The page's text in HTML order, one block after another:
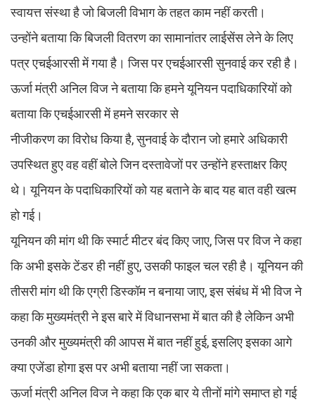
स्वायत्त संस्था है जो बिजली विभाग के तहत काम नहीं करती।
उन्होंने बताया कि बिजली वितरण का सामानांतर लाईसेंस लेने के लिए
पत्र एचईआरसी में गया है। जिस पर एचईआरसी सुनवाई कर रही है।
ऊर्जा मंत्री अनिल विज ने बताया कि हमने यूनियन पदाधिकारियों को
बताया कि एचईआरसी में हमने सरकार से
नीजीकरण का विरोध किया है, सुनवाई के दौरान जो हमारे अधिकारी
उपस्थित हुए वह वहीं बोले जिन दस्तावेजों पर उन्होंने हस्ताक्षर किए
थे। यूनियन के पदाधिकारियों को यह बताने के बाद यह बात वही खत्म
हो गई।
यूनियन की मांग थी कि स्मार्ट मीटर बंद किए जाए, जिस पर विज ने कहा
कि अभी इसके टेंडर ही नहीं हुए, उसकी फाइल चल रही है। यूनियन की
तीसरी मांग थी कि एग्री डिस्कॉम न बनाया जाए, इस संबंध में भी विज ने
कहा कि मुख्यमंत्री ने इस बारे में विधानसभा में बात की है लेकिन अभी
उनकी और मुख्यमंत्री की आपस में बात नहीं हुई, इसलिए इसका आगे
क्या एजेंडा होगा इस पर अभी बताया नहीं जा सकता।
ऊर्जा मंत्री अनिल विज ने कहा कि एक बार ये तीनों मांगे समाप्त हो गई